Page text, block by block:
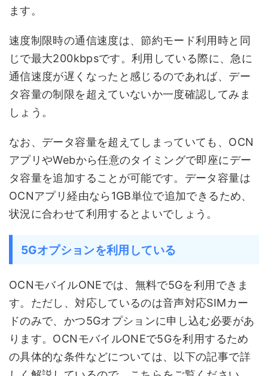
ます。
速度制限時の通信速度は、節約モード利用時と同
じで最大200kbpsです。利用している際に、急に
通信速度が遅くなったと感じるのであれば、デー
タ容量の制限を超えていないか一度確認してみま
しょう。
なお、データ容量を超えてしまっていても、OCN
アプリやWebから任意のタイミングで即座にデー
タ容量を追加することが可能です。データ容量は
OCNアプリ経由なら1GB単位で追加できるため、
状況に合わせて利用するとよいでしょう。
5Gオプションを利用している
OCNモバイルONEでは、無料で5Gを利用できま
す。ただし、対応しているのは音声対応SIMカー
ドのみで、かつ5Gオプションに申し込む必要があ
ります。OCNモバイルONEで5Gを利用するため
の具体的な条件などについては、以下の記事で詳